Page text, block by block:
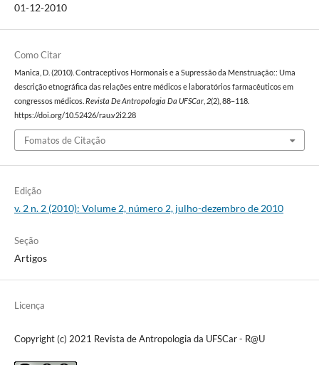
01-12-2010
Como Citar
Manica, D. (2010). Contraceptivos Hormonais e a Supressão da Menstruação:: Uma
descrição etnográfica das relações entre médicos e laboratórios farmacêuticos em
congressos médicos. Revista De Antropologia Da UFSCar, 2(2), 88–118.
https://doi.org/10.52426/rau.v2i2.28
Fomatos de Citação
Edição
v. 2 n. 2 (2010): Volume 2, número 2, julho-dezembro de 2010
Seção
Artigos
Licença
Copyright (c) 2021 Revista de Antropologia da UFSCar - R@U